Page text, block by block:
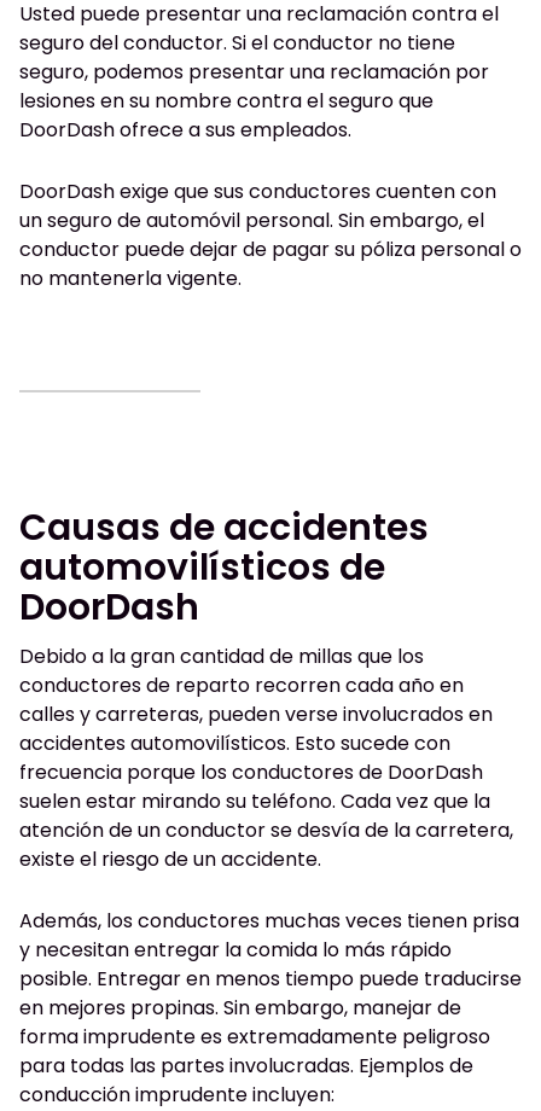
Usted puede presentar una reclamación contra el
seguro del conductor. Si el conductor no tiene
seguro, podemos presentar una reclamación por
lesiones en su nombre contra el seguro que
DoorDash ofrece a sus empleados.
DoorDash exige que sus conductores cuenten con
un seguro de automóvil personal. Sin embargo, el
conductor puede dejar de pagar su póliza personal o
no mantenerla vigente.
Causas de accidentes
automovilísticos de
DoorDash
Debido a la gran cantidad de millas que los
conductores de reparto recorren cada año en
calles y carreteras, pueden verse involucrados en
accidentes automovilísticos. Esto sucede con
frecuencia porque los conductores de DoorDash
suelen estar mirando su teléfono. Cada vez que la
atención de un conductor se desvía de la carretera,
existe el riesgo de un accidente.
Además, los conductores muchas veces tienen prisa
y necesitan entregar la comida lo más rápido
posible. Entregar en menos tiempo puede traducirse
en mejores propinas. Sin embargo, manejar de
forma imprudente es extremadamente peligroso
para todas las partes involucradas. Ejemplos de
conducción imprudente incluyen: